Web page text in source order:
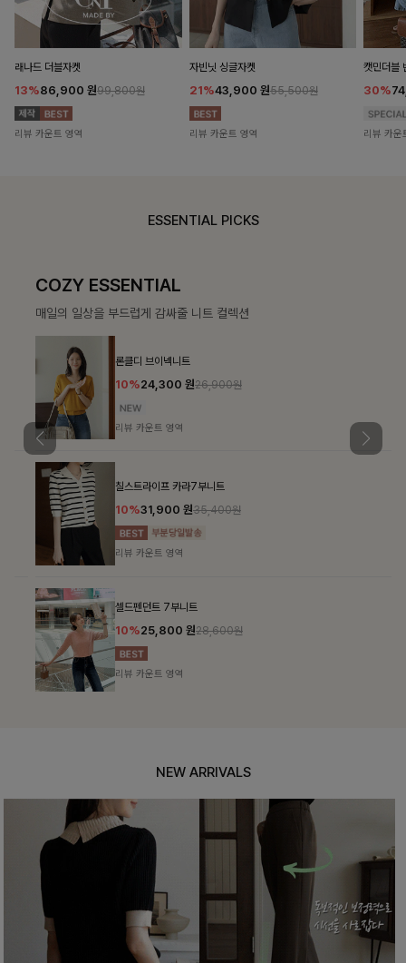
래나드 더블자켓
13%86,900 원99,800원
리뷰 카운트 영역
자빈닛 싱글자켓
21%43,900 원55,500원
리뷰 카운트 영역
캣민더블
30%
리뷰 카운
ESSENTIAL PICKS
COZY ESSENTIAL
매일의 일상을 부드럽게 감싸줄 니트 컬렉션
론클디 브이넥니트
10%24,300원26,900원
리뷰 카운트 영역
칠스트라이프 카라7부니트
10%31,900원35,400원
리뷰 카운트 영역
셀드펜던트 7부니트
10%25,800원28,600원
리뷰 카운트 영역
NEW ARRIVALS